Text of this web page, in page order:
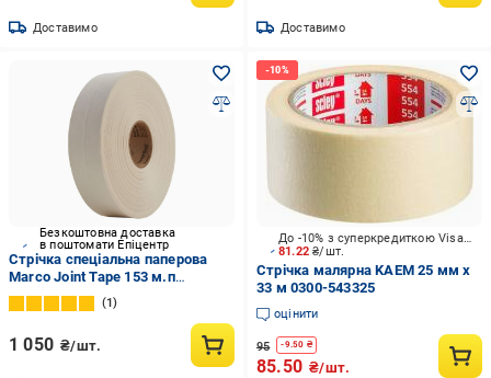
Доставимо Доставимо
Безкоштовна доставка
в поштомати Епіцентр
Стрічка спеціальна паперова
Marco Joint Tape 153 м.п
(2580494715)
1
1 050 ₴/шт.
81.22₴/шт.
До -10% з суперкредиткою Visa Вигода
Стрічка малярна KAEM 25 мм x
33 м 0300-543325
оцінити
95 -9.50 ₴
85.50 ₴/шт.